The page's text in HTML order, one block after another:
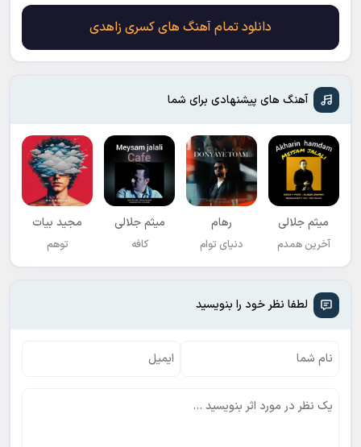
دانلود تمام آهنگ های کسری زاهدی
آهنگ های پیشنهادی برای شما
میثم جلالی
آخرین همدم
رهام
دنیای توام
میثم جلالی
کافه
مجید بیات
توهم
لطفا نظر خود را بنویسید